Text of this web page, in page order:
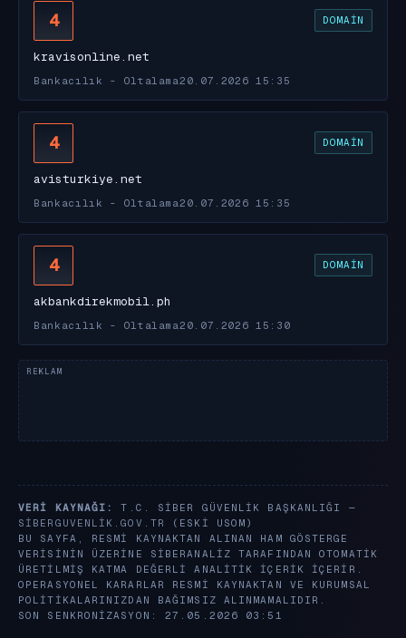
4 DOMAIN
kravisonline.net
Bankacılık - Oltalama20.07.2026 15:35
4 DOMAIN
avisturkiye.net
Bankacılık - Oltalama20.07.2026 15:35
4 DOMAIN
akbankdirekmobil.ph
Bankacılık - Oltalama20.07.2026 15:30
VERI KAYNAĞI:
T.C. SIBER GÜVENLIK BAŞKANLIĞI —
SIBERGUVENLIK.GOV.TR
(ESKI USOM)
BU SAYFA, RESMI KAYNAKTAN ALINAN HAM GÖSTERGE
VERISININ ÜZERINE SIBERANALIZ TARAFINDAN OTOMATIK
ÜRETILMIŞ KATMA DEĞERLI ANALITIK IÇERIK IÇERIR.
OPERASYONEL KARARLAR RESMI KAYNAKTAN VE KURUMSAL
POLITIKALARINIZDAN BAĞIMSIZ ALINMAMALIDIR.
SON SENKRONIZASYON: 27.05.2026 03:51